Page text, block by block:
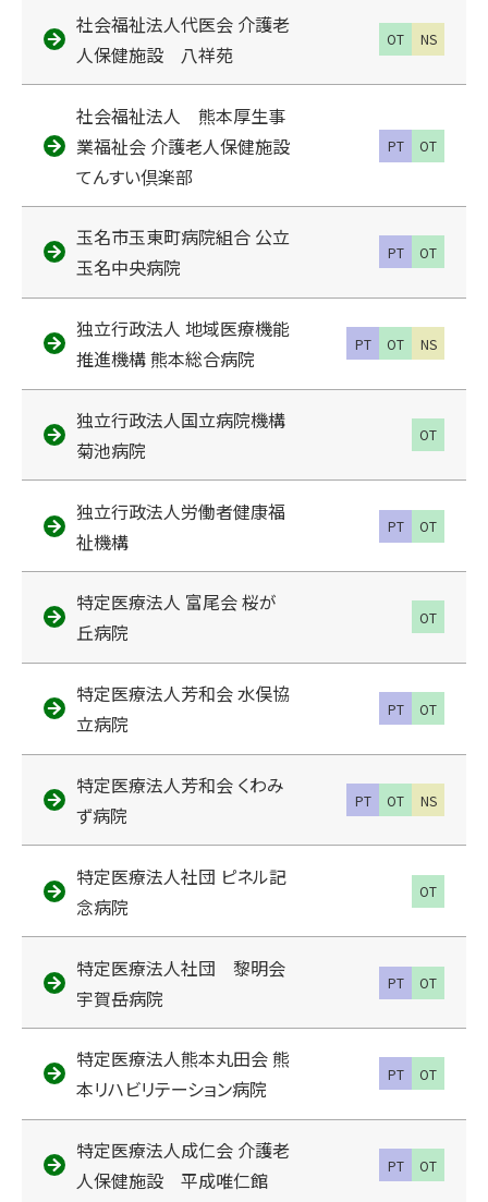
社会福祉法人代医会 介護老
人保健施設 八祥苑
OT NS
社会福祉法人 熊本厚生事
業福祉会 介護老人保健施設
てんすい倶楽部
PT OT
玉名市玉東町病院組合 公立
玉名中央病院
PT OT
独立行政法人 地域医療機能
推進機構 熊本総合病院
PT OT NS
独立行政法人国立病院機構
菊池病院
OT
独立行政法人労働者健康福
祉機構
PT OT
特定医療法人 富尾会 桜が
丘病院
OT
特定医療法人芳和会 水俣協
立病院
PT OT
特定医療法人芳和会 くわみ
ず病院
PT OT NS
特定医療法人社団 ピネル記
念病院
OT
特定医療法人社団 黎明会
宇賀岳病院
PT OT
特定医療法人熊本丸田会 熊
本リハビリテーション病院
PT OT
特定医療法人成仁会 介護老
人保健施設 平成唯仁館
PT OT